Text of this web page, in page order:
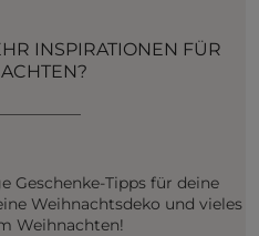
INSPIRATIONEN FÜR
Geschenke-Tipps für deine
Weihnachtsdeko und vieles
Weihnachten!